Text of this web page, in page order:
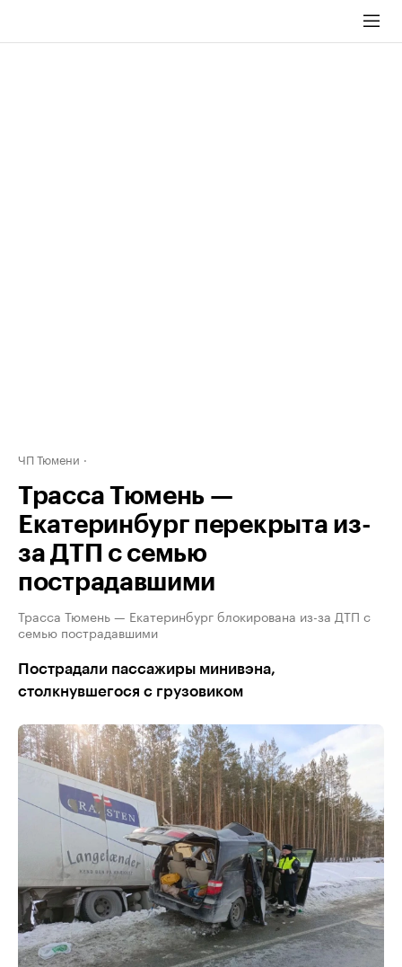
ЧП Тюмени
Трасса Тюмень —
Екатеринбург перекрыта из-
за ДТП с семью
пострадавшими
Трасса Тюмень — Екатеринбург блокирована из-за ДТП с
семью пострадавшими
Пострадали пассажиры минивэна,
столкнувшегося с грузовиком